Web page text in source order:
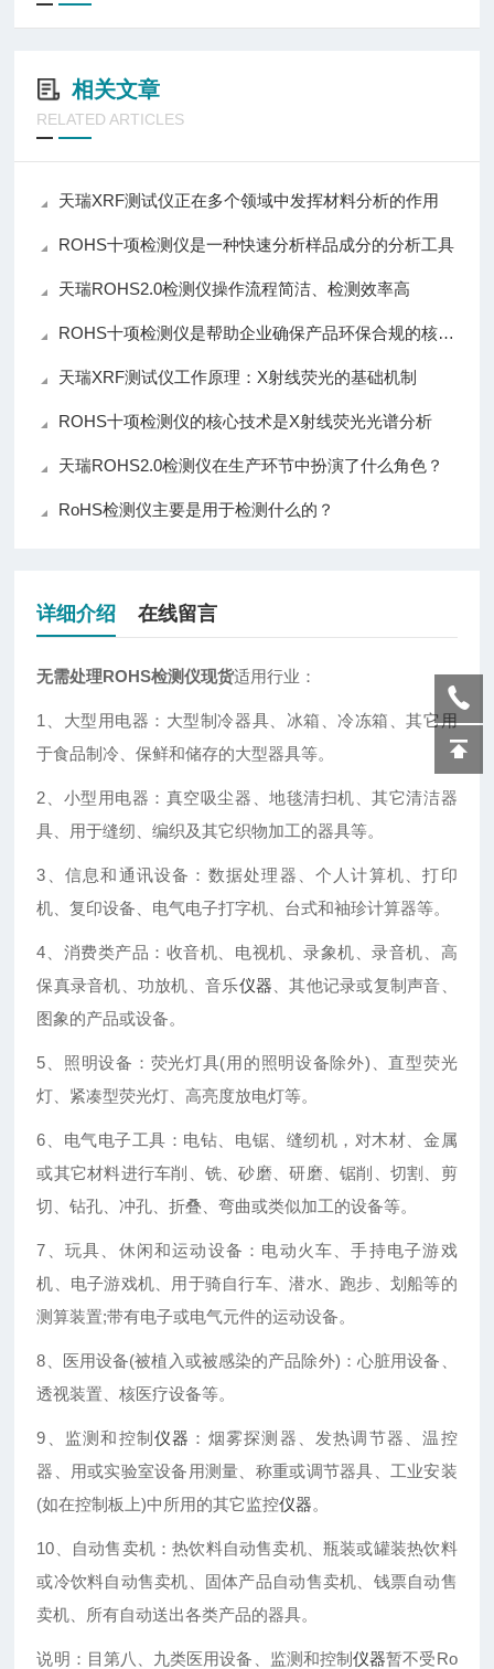
相关文章
RELATED ARTICLES
天瑞XRF测试仪正在多个领域中发挥材料分析的作用
ROHS十项检测仪是一种快速分析样品成分的分析工具
天瑞ROHS2.0检测仪操作流程简洁、检测效率高
ROHS十项检测仪是帮助企业确保产品环保合规的核心仪器
天瑞XRF测试仪工作原理：X射线荧光的基础机制
ROHS十项检测仪的核心技术是X射线荧光光谱分析
天瑞ROHS2.0检测仪在生产环节中扮演了什么角色？
RoHS检测仪主要是用于检测什么的？
详细介绍 在线留言
无需处理ROHS检测仪现货适用行业：
1、大型用电器：大型制冷器具、冰箱、冷冻箱、其它用
于食品制冷、保鲜和储存的大型器具等。
2、小型用电器：真空吸尘器、地毯清扫机、其它清洁器
具、用于缝纫、编织及其它织物加工的器具等。
3、信息和通讯设备：数据处理器、个人计算机、打印
机、复印设备、电气电子打字机、台式和袖珍计算器等。
4、消费类产品：收音机、电视机、录象机、录音机、高
保真录音机、功放机、音乐仪器 、其他记录或复制声音、
图象的产品或设备。
5、照明设备：荧光灯具(用的照明设备除外)、直型荧光
灯、紧凑型荧光灯、高亮度放电灯等。
6、电气电子工具：电钻、电锯、缝纫机，对木材、金属
或其它材料进行车削、铣、砂磨、研磨、锯削、切割、剪
切、钻孔、冲孔、折叠、弯曲或类似加工的设备等。
7、玩具、休闲和运动设备：电动火车、手持电子游戏
机、电子游戏机、用于骑自行车、潜水、跑步、划船等的
测算装置;带有电子或电气元件的运动设备。
8、医用设备(被植入或被感染的产品除外)：心脏用设备、
透视装置、核医疗设备等。
9、监测和控制 仪器 ：烟雾探测器、发热调节器、温控
器、用或实验室设备用测量、称重或调节器具、工业安装
(如在控制板上)中所用的其它监控仪器。
10、自动售卖机：热饮料自动售卖机、瓶装或罐装热饮料
或冷饮料自动售卖机、固体产品自动售卖机、钱票自动售
卖机、所有自动送出各类产品的器具。
说明：目第八、九类医用设备、监测和控制仪器暂不受Ro